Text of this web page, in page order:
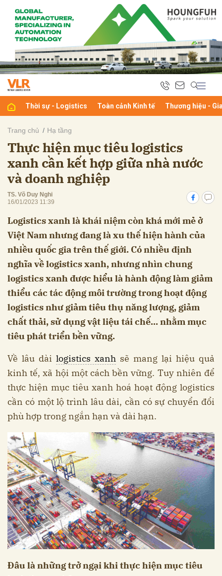
Thời sự - Logistics Toàn cảnh Kinh tế Thương hiệu -
Trang chủ Hạ tầng
Thực hiện mục tiêu logistics
xanh cần kết hợp giữa nhà nước
và doanh nghiệp
TS. Võ Duy Nghi
16/01/2023 11:39
Logistics xanh là khái niệm còn khá mới mẻ ở
Việt Nam nhưng đang là xu thế hiện hành của
nhiều quốc gia trên thế giới. Có nhiều định
nghĩa về logistics xanh, nhưng nhìn chung
logistics xanh được hiểu là hành động làm giảm
thiểu các tác động môi trường trong hoạt động
logistics như giảm tiêu thụ năng lượng, giảm
chất thải, sử dụng vật liệu tái chế... nhằm mục
tiêu phát triển bền vững.
Về lâu dài logistics xanh sẽ mang lại hiệu quả
kinh tế, xã hội một cách bền vững. Tuy nhiên để
thực hiện mục tiêu xanh hoá hoạt động logistics
cần có một lộ trình lâu dài, cần có sự chuyển đổi
phù hợp trong ngắn hạn và dài hạn.
Đâu là những trở ngại khi thực hiện mục tiêu
luận
Hủy